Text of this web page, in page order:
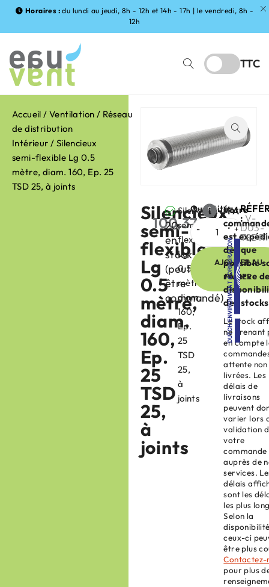
Horaires : du lundi au jeudi, 8h - 12h et 14h - 17h | le vendredi, 8h -
12h
TTC
Accueil /Ventilation / Réseau
de distribution
Intérieur / Silencieux
semi-flexible Lg 0.5
mètre, diam. 160, Ep. 25
TSD 25, à joints
Silencieux
semi-
flexible
Lg
0.5
mètre,
diam.
160,
Ep.
25
TSD
25,
à
joints
100,37€ HT
20
en
stock
(peut
être
commandé)
Silencieux
semi-
flexible
Lg
0.5
mètre,
diam.
160,
Ep.
25
TSD
25,
à
joints
Quantité
AJOUTER AU
PANIER
Votre
est
dès que
possible
réserve
des
Le stock
ne prenant
en compte
attente non
livrées. Les
délais de
livraisons
peuvent
varier lors
validation
votre
commande
auprès de
services.
délais
sont les
les plus
Selon la
ceux-ci
être plus
Contactez-
pour plus
:
: V-
D03-